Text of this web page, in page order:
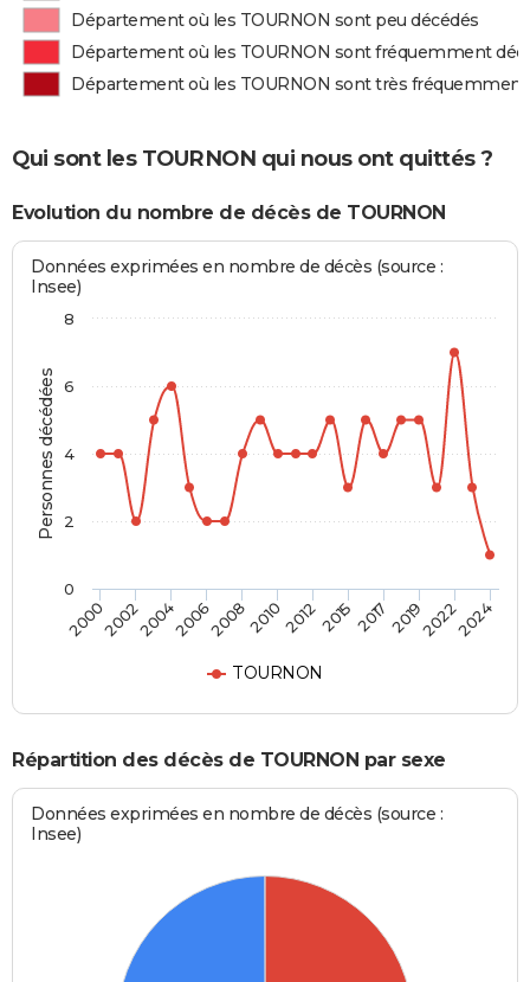
Département où les TOURNON sont peu décédés
Département où les TOURNON sont fréquemment
Département où les TOURNON sont très fréquemment
Qui sont les TOURNON qui nous ont quittés ?
Evolution du nombre de décès de TOURNON
Personnes décédées
Données exprimées en nombre de décès (source :
Insee)
TOURNON
200020022004200620082010201220152017201920222024
0
2
4
6
8
Répartition des décès de TOURNON par sexe
Données exprimées en nombre de décès (source :
Insee)